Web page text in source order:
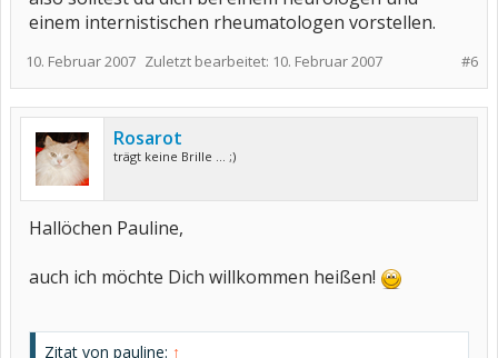
einem internistischen rheumatologen vorstellen.
#6
10. Februar 2007 Zuletzt bearbeitet: 10. Februar 2007
Rosarot
trägt keine Brille ... ;)
Hallöchen Pauline,
auch ich möchte Dich willkommen heißen!
Zitat von pauline: ↑